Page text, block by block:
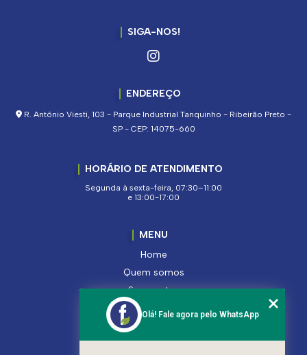
SIGA-NOS!
ENDEREÇO
R. Antônio Viesti, 103 - Parque Industrial Tanquinho - Ribeirão Preto -
SP - CEP: 14075-660
HORÁRIO DE ATENDIMENTO
Segunda à sexta-feira, 07:30–11:00
e 13:00-17:00
MENU
Home
Quem somos
Segmentos
Serviços
Produtos
Contato
Olá! Fale agora pelo WhatsApp